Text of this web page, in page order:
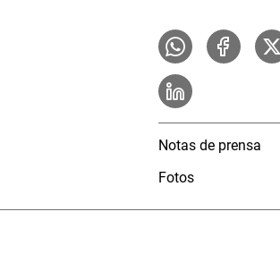
Notas de prensa
Fotos